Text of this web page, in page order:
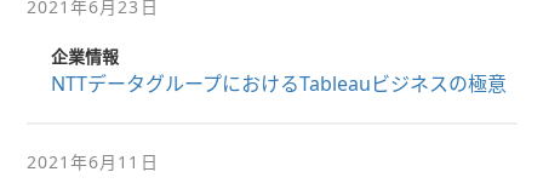
2021年6月23日
企業情報
NTTデータグループにおけるTableauビジネスの極意
2021年6月11日